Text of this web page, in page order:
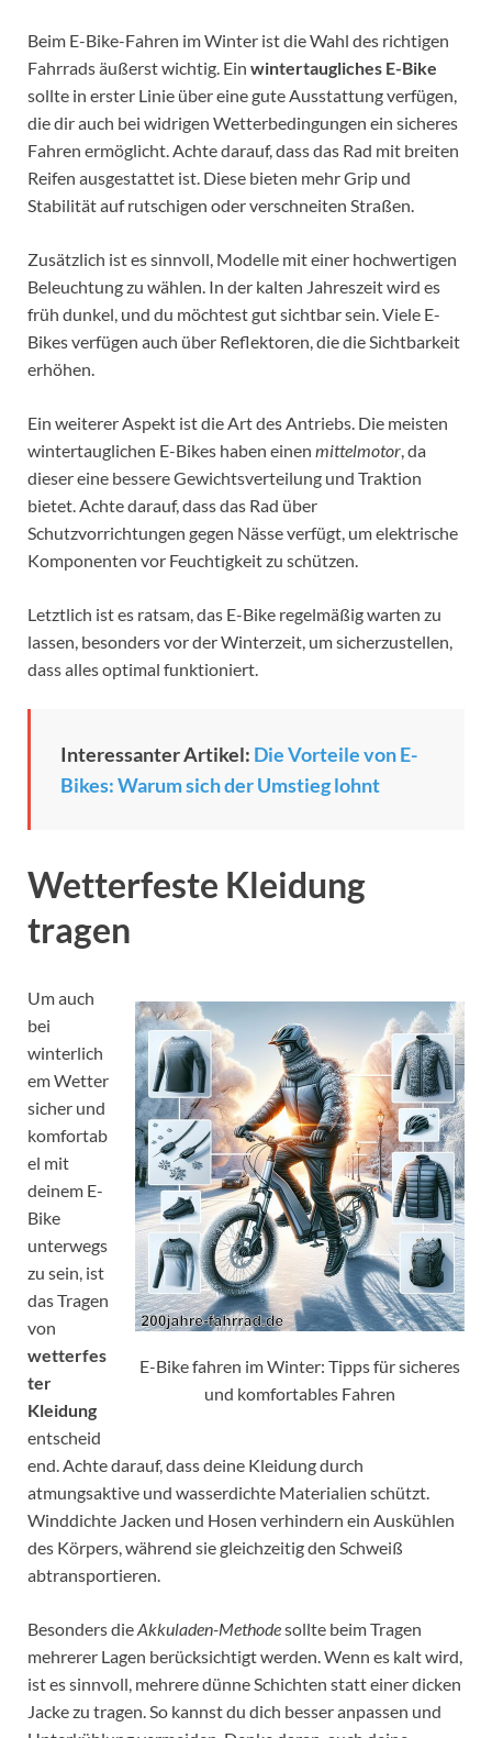
Beim E-Bike-Fahren im Winter ist die Wahl des richtigen
Fahrrads äußerst wichtig. Ein wintertaugliches E-Bike
sollte in erster Linie über eine gute Ausstattung verfügen,
die dir auch bei widrigen Wetterbedingungen ein sicheres
Fahren ermöglicht. Achte darauf, dass das Rad mit breiten
Reifen ausgestattet ist. Diese bieten mehr Grip und
Stabilität auf rutschigen oder verschneiten Straßen.
Zusätzlich ist es sinnvoll, Modelle mit einer hochwertigen
Beleuchtung zu wählen. In der kalten Jahreszeit wird es
früh dunkel, und du möchtest gut sichtbar sein. Viele E-
Bikes verfügen auch über Reflektoren, die die Sichtbarkeit
erhöhen.
Ein weiterer Aspekt ist die Art des Antriebs. Die meisten
wintertauglichen E-Bikes haben einen mittelmotor, da
dieser eine bessere Gewichtsverteilung und Traktion
bietet. Achte darauf, dass das Rad über
Schutzvorrichtungen gegen Nässe verfügt, um elektrische
Komponenten vor Feuchtigkeit zu schützen.
Letztlich ist es ratsam, das E-Bike regelmäßig warten zu
lassen, besonders vor der Winterzeit, um sicherzustellen,
dass alles optimal funktioniert.
Interessanter Artikel: Die Vorteile von E-
Bikes: Warum sich der Umstieg lohnt
Wetterfeste Kleidung
tragen
E-Bike fahren im Winter: Tipps für sicheres
und komfortables Fahren
Um auch
bei
winterlich
em Wetter
sicher und
komfortab
el mit
deinem E-
Bike
unterwegs
zu sein, ist
das Tragen
von
wetterfes
ter
Kleidung
entscheid
end. Achte darauf, dass deine Kleidung durch
atmungsaktive und wasserdichte Materialien schützt.
Winddichte Jacken und Hosen verhindern ein Auskühlen
des Körpers, während sie gleichzeitig den Schweiß
abtransportieren.
Besonders dieAkkuladen-Methodesollte beim Tragen
mehrerer Lagen berücksichtigt werden. Wenn es kalt wird,
ist es sinnvoll, mehrere dünne Schichten statt einer dicken
Jacke zu tragen. So kannst du dich besser anpassen und